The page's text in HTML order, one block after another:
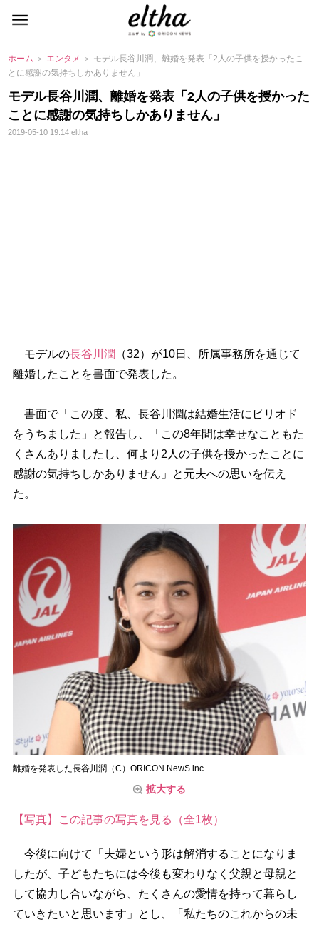
ホーム ＞ エンタメ ＞ モデル長谷川潤、離婚を発表「2人の子供を授かったこ
とに感謝の気持ちしかありません」
モデル長谷川潤、離婚を発表「2人の子供を授かった
ことに感謝の気持ちしかありません」
2019-05-10 19:14eltha
モデルの長谷川潤 （32）が10日、所属事務所を通じて
離婚したことを書面で発表した。
書面で「この度、私、長谷川潤は結婚生活にピリオド
をうちました」と報告し、「この8年間は幸せなこともた
くさんありましたし、何より2人の子供を授かったことに
感謝の気持ちしかありません」と元夫への思いを伝え
た。
離婚を発表した長谷川潤（C）ORICON NewS inc.
拡大する
【写真】この記事の写真を見る（全1枚）
今後に向けて「夫婦という形は解消することになりま
したが、子どもたちには今後も変わりなく父親と母親と
して協力し合いながら、たくさんの愛情を持って暮らし
ていきたいと思います」とし、「私たちのこれからの未